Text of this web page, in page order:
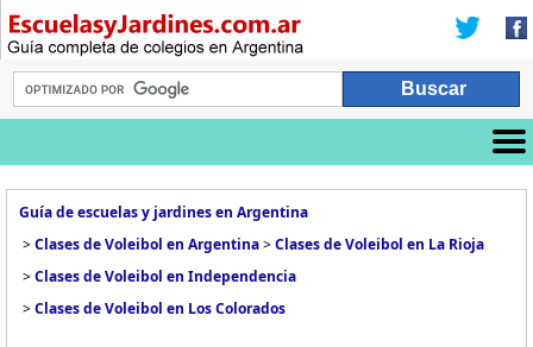
Guía de escuelas y jardines en Argentina
>Clases de Voleibol en Argentina>Clases de Voleibol en La Rioja
>Clases de Voleibol en Independencia
>Clases de Voleibol en Los Colorados